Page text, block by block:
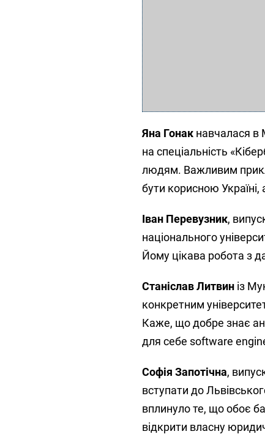
Яна Гонак навчалася в
на спеціальність
людям. Важливим
бути корисною
Іван Перевузник,
національного
Йому цікава робота з
Станіслав Литвин із
конкретним
Каже, що добре знає
для себе software
Софія Запотічна,
вступати до
вплинуло те, що обоє
відкрити власну